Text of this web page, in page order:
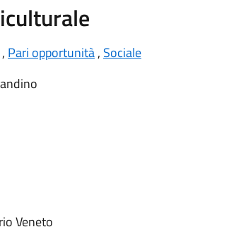
, Pari opportunità, Sociale
Veneto